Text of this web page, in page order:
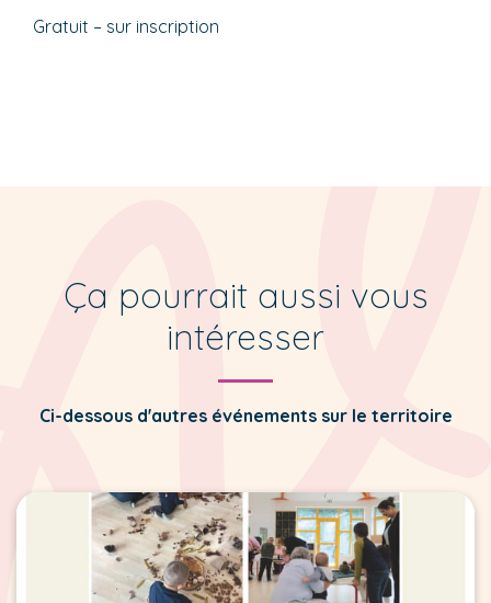
Gratuit – sur inscription
Ça pourrait aussi vous
intéresser
Ci-dessous d'autres événements sur le territoire